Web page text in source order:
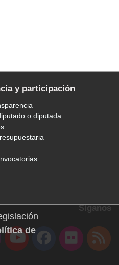
y participación
o diputada
Síganos
de